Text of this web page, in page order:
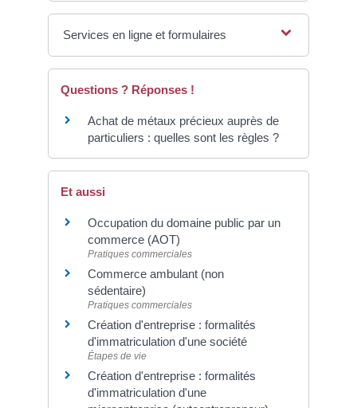
Services en ligne et formulaires
Questions ? Réponses !
Achat de métaux précieux auprès de
particuliers : quelles sont les règles ?
Et aussi
Occupation du domaine public par un
commerce (AOT)
Pratiques commerciales
Commerce ambulant (non
sédentaire)
Pratiques commerciales
Création d'entreprise : formalités
d'immatriculation d'une société
Étapes de vie
Création d'entreprise : formalités
d'immatriculation d'une